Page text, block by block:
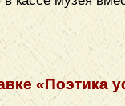
«Поэтика